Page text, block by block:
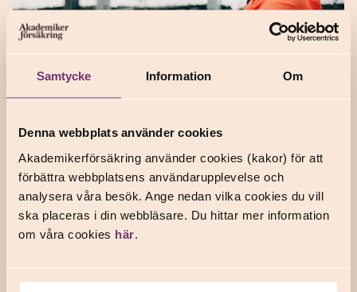
Samtycke Information Om
Denna webbplats använder cookies
Akademikerförsäkring använder cookies (kakor) för att
förbättra webbplatsens användarupplevelse och
analysera våra besök. Ange nedan vilka cookies du vill
ska placeras i din webbläsare. Du hittar mer information
om våra cookies här
När en relation påverkar ditt
mående negativt
FÖREBYGGANDE FÖR HÄLSAN / KUNDERNA BERÄTTARDen här
berättelsen är ett exempel ur verkliga livet på hur du som
medlem kan använda vår hälsoförsäkring vid psykisk ohälsa.
Den handlar om hur en kvinna fick hjälp att hantera
relationen till en när...